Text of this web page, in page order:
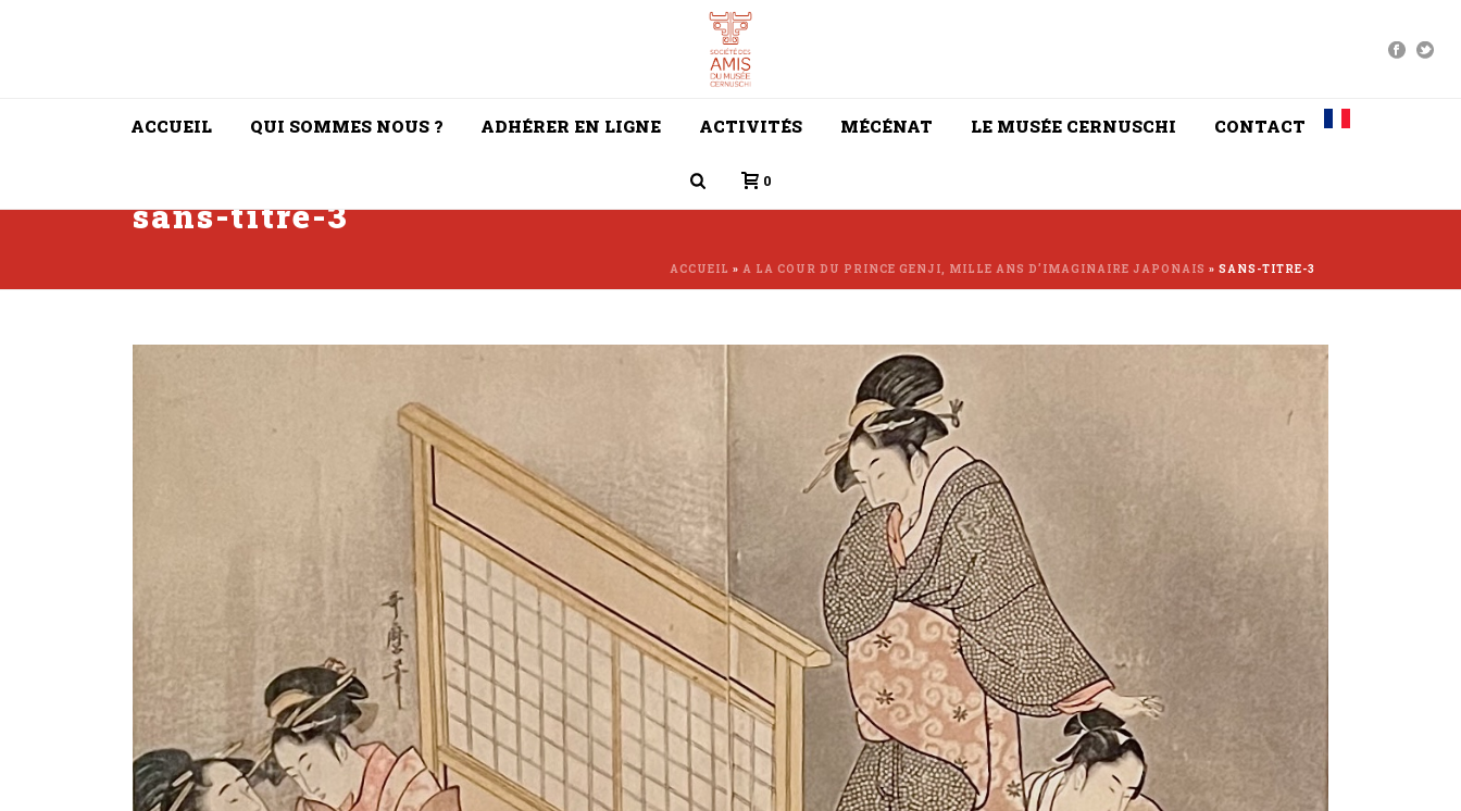
ACCUEIL QUI SOMMES NOUS ? ADHÉRER EN LIGNE ACTIVITÉS MÉCÉNAT LE MUSÉE CERNUSCHI CONTACT
0
sans-titre-3
ACCUEIL » A LA COUR DU PRINCE GENJI, MILLE ANS D’IMAGINAIRE JAPONAIS » SANS-TITRE-3